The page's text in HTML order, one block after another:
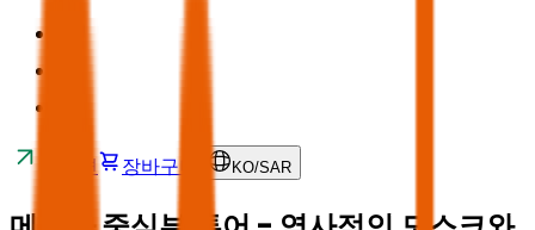
교통편 장바구니 KO/SAR